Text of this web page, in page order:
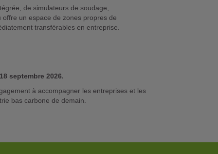
de simulateurs de soudage,
un espace de zones propres de
transférables en entreprise.
septembre 2026.
à accompagner les entreprises et les
bas carbone de demain.